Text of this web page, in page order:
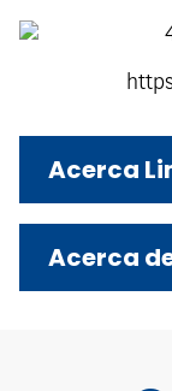
Acerca
Acerca